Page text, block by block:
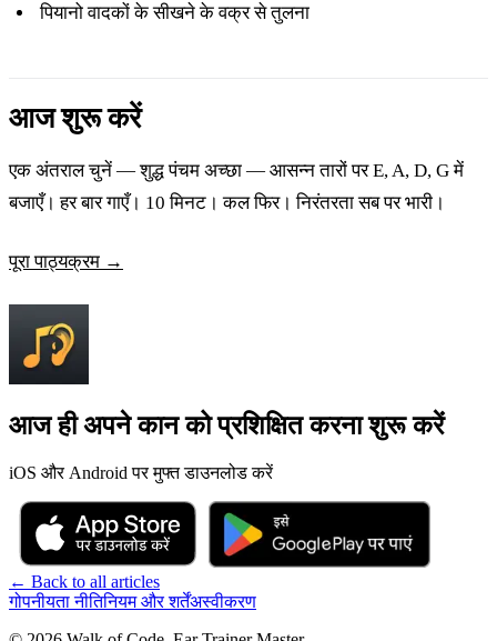
पियानो वादकों के सीखने के वक्र से तुलना
आज शुरू करें
एक अंतराल चुनें — शुद्ध पंचम अच्छा — आसन्न तारों पर E, A, D, G में
बजाएँ। हर बार गाएँ। 10 मिनट। कल फिर। निरंतरता सब पर भारी।
पूरा पाठ्यक्रम →
आज ही अपने कान को प्रशिक्षित करना शुरू करें
iOS और Android पर मुफ्त डाउनलोड करें
← Back to all articles
गोपनीयता नीतिनियम और शर्तेंअस्वीकरण